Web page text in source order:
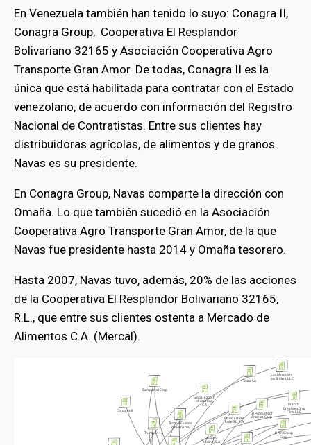
En Venezuela también han tenido lo suyo: Conagra II,
Conagra Group, Cooperativa El Resplandor
Bolivariano 32165 y Asociación Cooperativa Agro
Transporte Gran Amor. De todas, Conagra II es la
única que está habilitada para contratar con el Estado
venezolano, de acuerdo con información del Registro
Nacional de Contratistas. Entre sus clientes hay
distribuidoras agrícolas, de alimentos y de granos.
Navas es su presidente.
En Conagra Group, Navas comparte la dirección con
Omaña. Lo que también sucedió en la Asociación
Cooperativa Agro Transporte Gran Amor, de la que
Navas fue presidente hasta 2014 y Omaña tesorero.
Hasta 2007, Navas tuvo, además, 20% de las acciones
de la Cooperativa El Resplandor Bolivariano 32165,
R.L., que entre sus clientes ostenta a Mercado de
Alimentos C.A. (Mercal).